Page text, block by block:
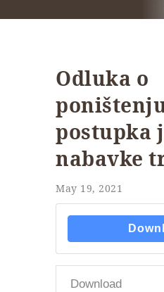
Odluka o
postupka
nabavke
May 19, 2021
Download